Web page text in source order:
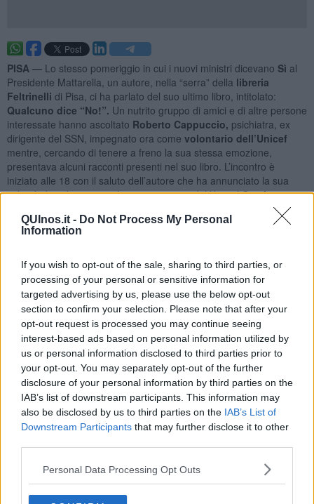
QUInos.it - Do Not Process My Personal
Information
If you wish to opt-out of the sale, sharing to third parties, or
processing of your personal or sensitive information for
targeted advertising by us, please use the below opt-out
section to confirm your selection. Please note that after your
opt-out request is processed you may continue seeing
interest-based ads based on personal information utilized by
us or personal information disclosed to third parties prior to
your opt-out. You may separately opt-out of the further
disclosure of your personal information by third parties on the
IAB’s list of downstream participants. This information may
also be disclosed by us to third parties on the IAB’s List of
Downstream Participants that may further disclose it to other
Personal Data Processing Opt Outs
PISA — Lo stesso pomeriggio in cui i nuovi ministri dicevano Sì al
Presidente Mattarella, un autore, nella “serra” della libreria
Feltrinelli di Pisa, ci ha parlato del suo ultimo libro, intitolato:
Qualcuno dice “No!”. Un nutrito gruppo di amici e di altre persone
interessate hanno ascoltato Roberto Cappuccio, psichiatra, ex
dirigente del SSN, impegnato ora come volontario dell’Unicef
mentre, cercando di tenere a freno la sua stessa emozione,
presentava alcuni racconti presenti nel suo libro. L’incontro è
iniziato alle 18 con il saluto dell’autore che ha annunciato la sua
volontà di cedere integralmente i proventi del libro alComitato
Presidente del Comitato Provinciale,dott. Patrizia Falcone
, che
ha ringraziato caldamente l’autore per questa generosità ed ha
organismo internazionale dell’ONU, è impegnato attualmente. La
presentazione del libro è stata svolta in forma dialogica tra il dott.
Enrico Barone, biologo evoluzionista dell’Università di Pisa, e
l’Autore. Il dott. Barone poneva un quesito che prendeva spunto da
un titolo o da un passo del volume e il dott. Cappuccio rispondeva
con fervore, unendo calore umano e competenze scientifiche
psichiatriche, neuropsicologiche, psicosociali e storiche). Sono
così emersi sprazzi della narrazione sviluppata nel libro nelle 13
storie di uomini e donne che hanno saputo dire NO a chi, in qualità
di autorità civile o militare, chiedeva o comandava loro di attuare
procedure criminali e assassine. Molti di quei NO sono costati la
vita ai coraggiosi che si sono rifiutati di calpestare i diritti umani e
culturali dei loro simili.
grande partecipazione, quattro brani tratti da altrettante storie del
libro. La lettura, fruibile non solo dal pubblico presente ma anche,
attraverso altoparlanti, in tutto il grande negozio, è stata seguita da